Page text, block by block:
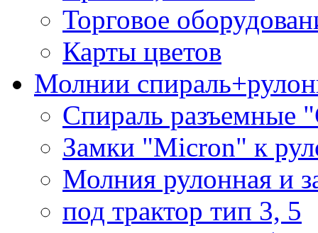
Торговое
Карты цветов
Молнии
Спираль разъемные
Замки "Micron" к
Молния рулонная и
под трактор тип 3, 5